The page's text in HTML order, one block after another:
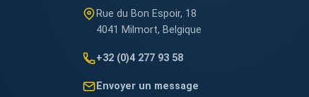
Rue du Bon Espoir, 18
4041 Milmort, Belgique
+32 (0)4 277 93 58
Envoyer un message